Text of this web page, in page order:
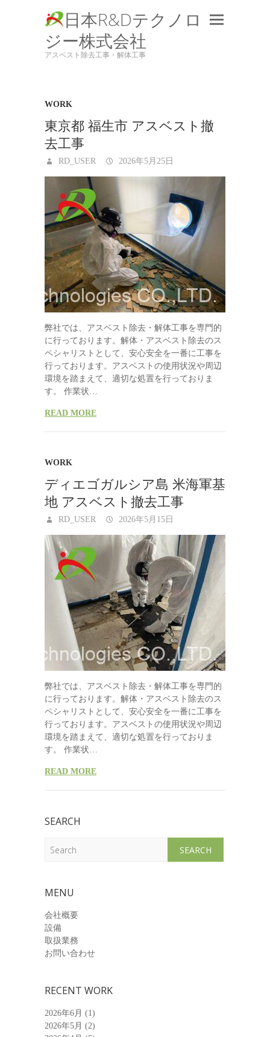
日本R&Dテクノロ
ジー株式会社
アスベスト除去工事・解体工事
WORK
東京都 福生市 アスベスト撤
去工事
RD_USER 2026年5月25日
弊社では、アスベスト除去・解体工事を専門的
に行っております。解体・アスベスト除去のス
ペシャリストとして、安心安全を一番に工事を
行っております。アスベストの使用状況や周辺
環境を踏まえて、適切な処置を行っておりま
す。 作業状…
READ MORE
WORK
ディエゴガルシア島 米海軍基
地 アスベスト撤去工事
RD_USER 2026年5月15日
弊社では、アスベスト除去・解体工事を専門的
に行っております。解体・アスベスト除去のス
ペシャリストとして、安心安全を一番に工事を
行っております。アスベストの使用状況や周辺
環境を踏まえて、適切な処置を行っておりま
す。 作業状…
READ MORE
SEARCH
MENU
会社概要
設備
取扱業務
お問い合わせ
RECENT WORK
2026年6月 (1)
2026年5月 (2)